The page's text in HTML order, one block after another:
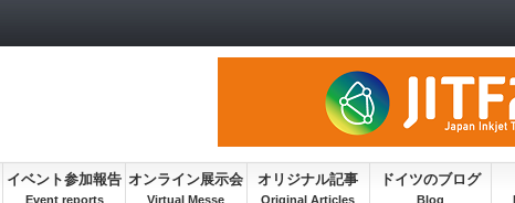
イベント参加報告 オンライン展示会 オリジナル記事 ドイツのブログ